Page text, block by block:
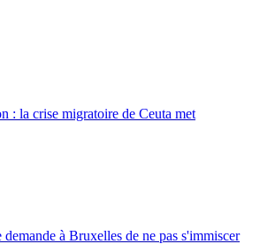
: la crise migratoire de Ceuta met
à Bruxelles de ne pas s'immiscer